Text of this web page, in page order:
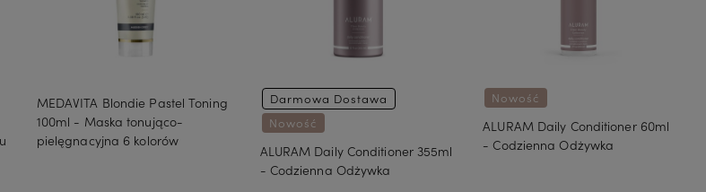
MEDAVITA Blondie Pastel Toning
100ml - Maska tonująco-
pielęgnacyjna 6 kolorów
Nowość
Darmowa Dostawa
ALURAM Daily Conditioner 355ml
- Codzienna Odżywka
Nowość
ALURAM Daily Conditioner 60ml
- Codzienna Odżywka